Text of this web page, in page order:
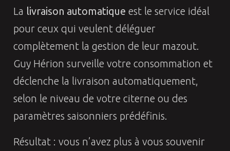
La livraison automatique est le service idéal
pour ceux qui veulent déléguer
complètement la gestion de leur mazout.
Guy Hérion surveille votre consommation et
déclenche la livraison automatiquement,
selon le niveau de votre citerne ou des
paramètres saisonniers prédéfinis.
Résultat : vous n’avez plus à vous souvenir